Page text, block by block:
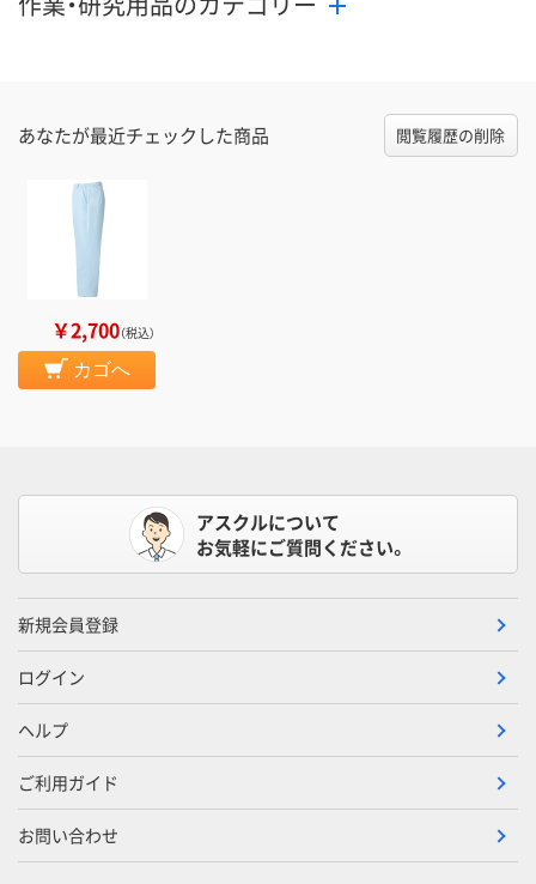
あなたが最近チェックした商品 閲覧履歴の削除
￥2,700（税込）
カゴへ
アスクルについて
お気軽にご質問ください。
新規会員登録
ログイン
ヘルプ
ご利用ガイド
お問い合わせ